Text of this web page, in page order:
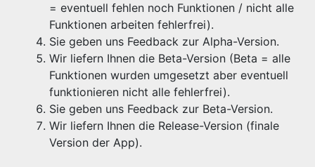
= eventuell fehlen noch Funktionen / nicht alle
Funktionen arbeiten fehlerfrei).
Sie geben uns Feedback zur Alpha-Version.
Wir liefern Ihnen die Beta-Version (Beta = alle
Funktionen wurden umgesetzt aber eventuell
funktionieren nicht alle fehlerfrei).
Sie geben uns Feedback zur Beta-Version.
Wir liefern Ihnen die Release-Version (finale
Version der App).